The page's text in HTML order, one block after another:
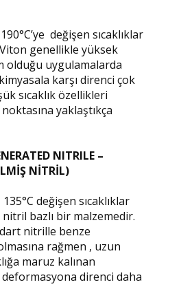
değişen sıcaklıklar
genellikle yüksek
olduğu uygulamalarda
karşı direnci çok
sıcaklık özellikleri
yaklaştıkça
NITRILE –
NİTRİL)
değişen sıcaklıklar
bazlı bir malzemedir.
nitrille benze
rağmen , uzun
maruz kalınan
deformasyona direnci daha